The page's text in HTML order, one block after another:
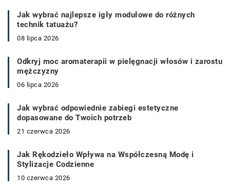
Jak wybrać najlepsze igły modułowe do różnych
technik tatuażu?
08 lipca 2026
Odkryj moc aromaterapii w pielęgnacji włosów i zarostu
mężczyzny
06 lipca 2026
Jak wybrać odpowiednie zabiegi estetyczne
dopasowane do Twoich potrzeb
21 czerwca 2026
Jak Rękodzieło Wpływa na Współczesną Modę i
Stylizacje Codzienne
10 czerwca 2026